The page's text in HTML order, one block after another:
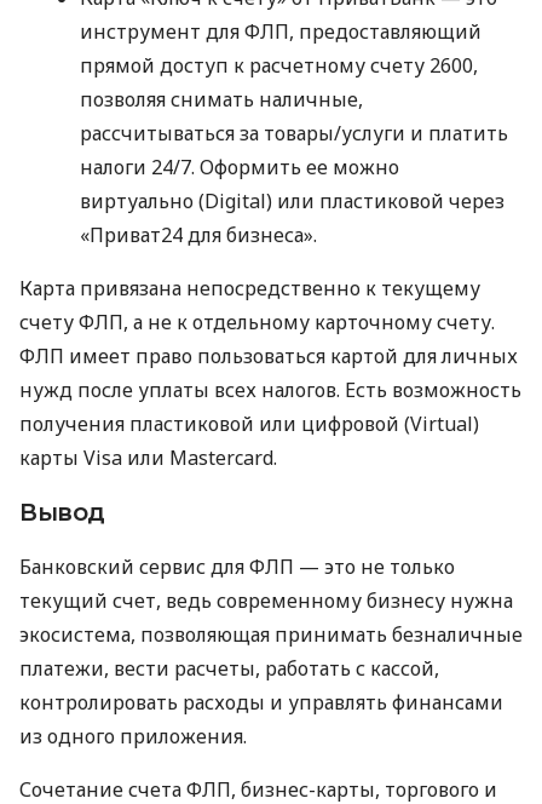
инструмент для ФЛП, предоставляющий
прямой доступ к расчетному счету 2600,
позволяя снимать наличные,
рассчитываться за товары/услуги и платить
налоги 24/7. Оформить ее можно
виртуально (Digital) или пластиковой через
«Приват24 для бизнеса».
Карта привязана непосредственно к текущему
счету ФЛП, а не к отдельному карточному счету.
ФЛП имеет право пользоваться картой для личных
нужд после уплаты всех налогов. Есть возможность
получения пластиковой или цифровой (Virtual)
карты Visa или Mastercard.
Вывод
Банковский сервис для ФЛП — это не только
текущий счет, ведь современному бизнесу нужна
экосистема, позволяющая принимать безналичные
платежи, вести расчеты, работать с кассой,
контролировать расходы и управлять финансами
из одного приложения.
Сочетание счета ФЛП, бизнес-карты, торгового и